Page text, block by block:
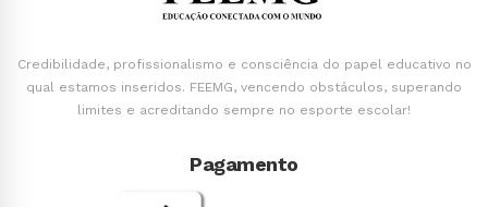
Credibilidade, profissionalismo e consciência do papel educativo no
qual estamos inseridos. FEEMG, vencendo obstáculos, superando
limites e acreditando sempre no esporte escolar!
Pagamento